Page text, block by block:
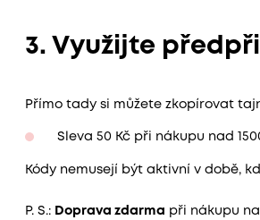
3. Využijte
Přímo tady si můžete zkopírovat
Sleva 50 Kč při nákupu nad
Kódy nemusejí být aktivní v době,
P. S.: Doprava zdarma při nákupu